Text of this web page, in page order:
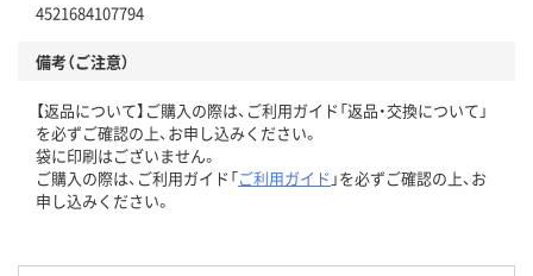
4521684107794
備考（ご注意）
【返品について】ご購入の際は、ご利用ガイド「返品・交換について」
を必ずご確認の上、お申し込みください。
袋に印刷はございません。
ご購入の際は、ご利用ガイド「ご利用ガイド 」を必ずご確認の上、お
申し込みください。